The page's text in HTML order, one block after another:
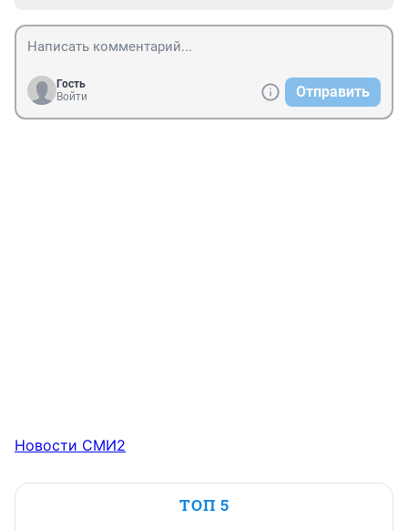
Гость
Войти
Отправить
Новости СМИ2
ТОП 5